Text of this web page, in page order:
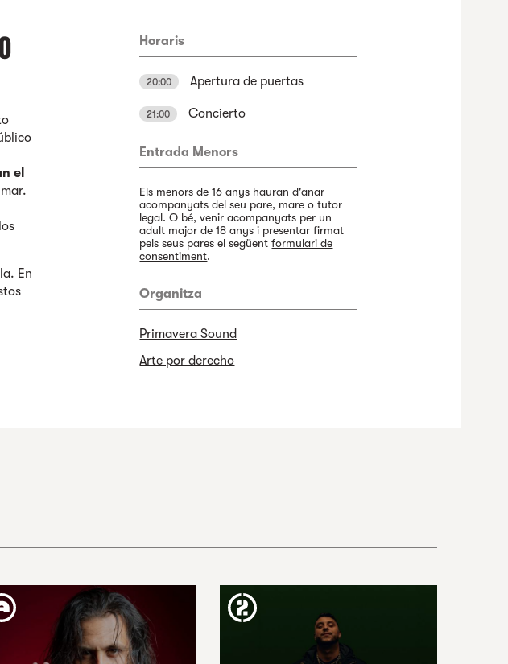
el
En
Horaris
20:00 Apertura de puertas
21:00 Concierto
Entrada Menors
Els menors de 16 anys hauran d'anar
acompanyats del seu pare, mare o tutor
legal. O bé, venir acompanyats per un
adult major de 18 anys i presentar firmat
pels seus pares el següentformulari de
consentiment.
Organitza
Primavera Sound
Arte por derecho